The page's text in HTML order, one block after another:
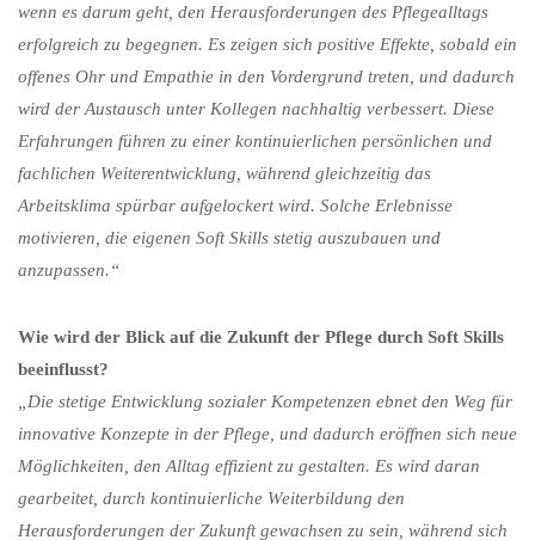
wenn es darum geht, den Herausforderungen des Pflegealltags
erfolgreich zu begegnen. Es zeigen sich positive Effekte, sobald ein
offenes Ohr und Empathie in den Vordergrund treten, und dadurch
wird der Austausch unter Kollegen nachhaltig verbessert. Diese
Erfahrungen führen zu einer kontinuierlichen persönlichen und
fachlichen Weiterentwicklung, während gleichzeitig das
Arbeitsklima spürbar aufgelockert wird. Solche Erlebnisse
motivieren, die eigenen Soft Skills stetig auszubauen und
anzupassen.“
Wie wird der Blick auf die Zukunft der Pflege durch Soft Skills
beeinflusst?
„Die stetige Entwicklung sozialer Kompetenzen ebnet den Weg für
innovative Konzepte in der Pflege, und dadurch eröffnen sich neue
Möglichkeiten, den Alltag effizient zu gestalten. Es wird daran
gearbeitet, durch kontinuierliche Weiterbildung den
Herausforderungen der Zukunft gewachsen zu sein, während sich